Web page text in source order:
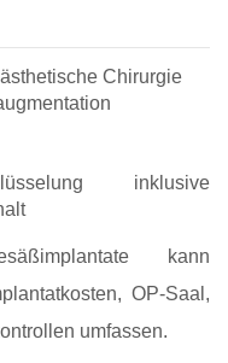
Chirurgie
inklusive
kann
OP-Saal,
umfassen.